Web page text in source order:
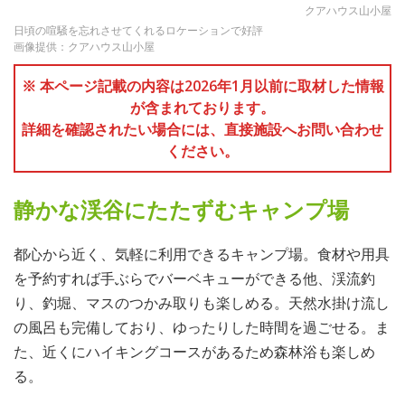
クアハウス山小屋
日頃の喧騒を忘れさせてくれるロケーションで好評
画像提供：クアハウス山小屋
※ 本ページ記載の内容は2026年1月以前に取材した情報
が含まれております。
詳細を確認されたい場合には、直接施設へお問い合わせ
ください。
静かな渓谷にたたずむキャンプ場
都心から近く、気軽に利用できるキャンプ場。食材や用具
を予約すれば手ぶらでバーベキューができる他、渓流釣
り、釣堀、マスのつかみ取りも楽しめる。天然水掛け流し
の風呂も完備しており、ゆったりした時間を過ごせる。ま
た、近くにハイキングコースがあるため森林浴も楽しめ
る。